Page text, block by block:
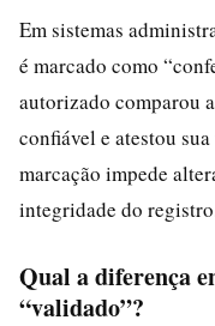
Em sistemas
é marcado como
autorizado comparou
confiável e atestou
marcação impede
integridade do
Qual a diferença
“validado”?